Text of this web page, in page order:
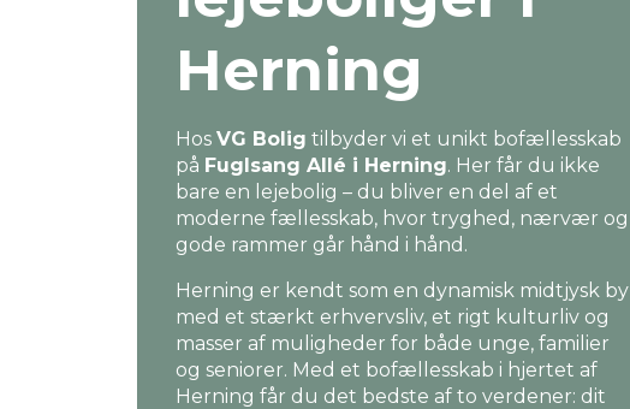
Herning
Hos VG Bolig tilbyder vi et unikt bofællesskab
på Fuglsang Allé i Herning. Her får du ikke
bare en lejebolig – du bliver en del af et
moderne fællesskab, hvor tryghed, nærvær og
gode rammer går hånd i hånd.
Herning er kendt som en dynamisk midtjysk by
med et stærkt erhvervsliv, et rigt kulturliv og
masser af muligheder for både unge, familier
og seniorer. Med et bofællesskab i hjertet af
Herning får du det bedste af to verdener: dit